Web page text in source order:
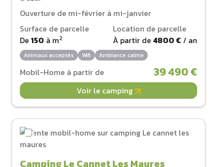
Ouverture de mi-février à mi-janvier
Surface de parcelle
De 150 à m2
Location de parcelle
À partir de 4800 € / an
Animaux acceptés Wifi Ambiance calme
Mobil-Home à partir de 39 490 €
Voir le camping
Camping Le Cannet Les Maures